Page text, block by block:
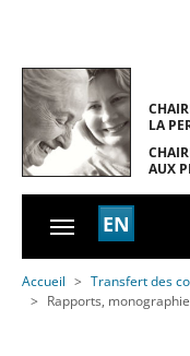
LA
AUX
EN
You are here:
Accueil Transfert des
Rapports,